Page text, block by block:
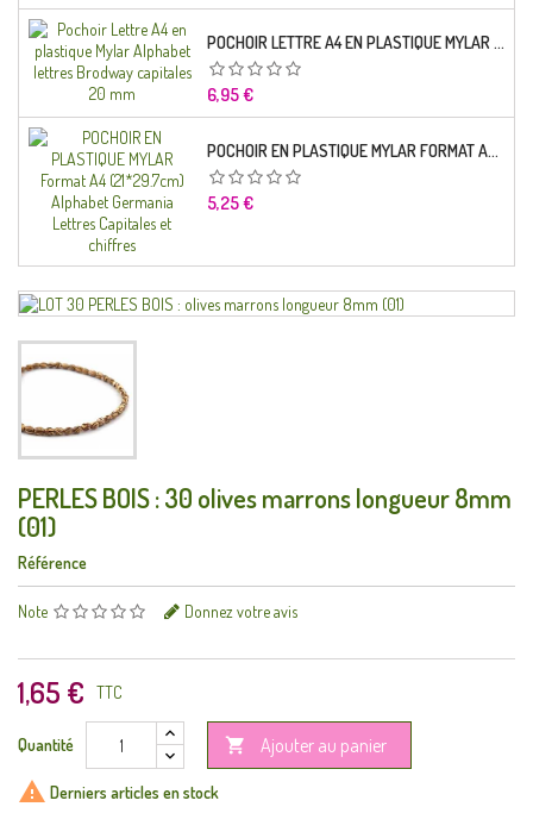
POCHOIR LETTRE A4 EN PLASTIQUE MYLAR ALPHABET LETTRES BRODWAY CAPITALES 20 MM
Prix
6,95 €
POCHOIR EN PLASTIQUE MYLAR FORMAT A4 (21*29.7CM) ALPHABET GERMANICA LETTRES CAPITALES ET CHIFFRES
Prix
5,25 €
PERLES BOIS : 30 olives marrons longueur 8mm
(01)
Référence
Note Donnez votre avis
1,65 € TTC
Quantité  Ajouter au panier
 Derniers articles en stock